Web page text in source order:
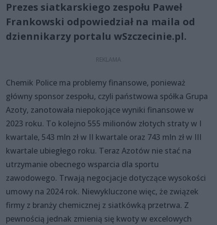
Prezes siatkarskiego zespołu Paweł
Frankowski odpowiedział na maila od
dziennikarzy portalu wSzczecinie.pl.
Chemik Police ma problemy finansowe, ponieważ
główny sponsor zespołu, czyli państwowa spółka Grupa
Azoty, zanotowała niepokojące wyniki finansowe w
2023 roku. To kolejno 555 milionów złotych straty w I
kwartale, 543 mln zł w II kwartale oraz 743 mln zł w III
kwartale ubiegłego roku. Teraz Azotów nie stać na
utrzymanie obecnego wsparcia dla sportu
zawodowego. Trwają negocjacje dotyczące wysokości
umowy na 2024 rok. Niewykluczone więc, że związek
firmy z branży chemicznej z siatkówką przetrwa. Z
pewnością jednak zmienią się kwoty w excelowych